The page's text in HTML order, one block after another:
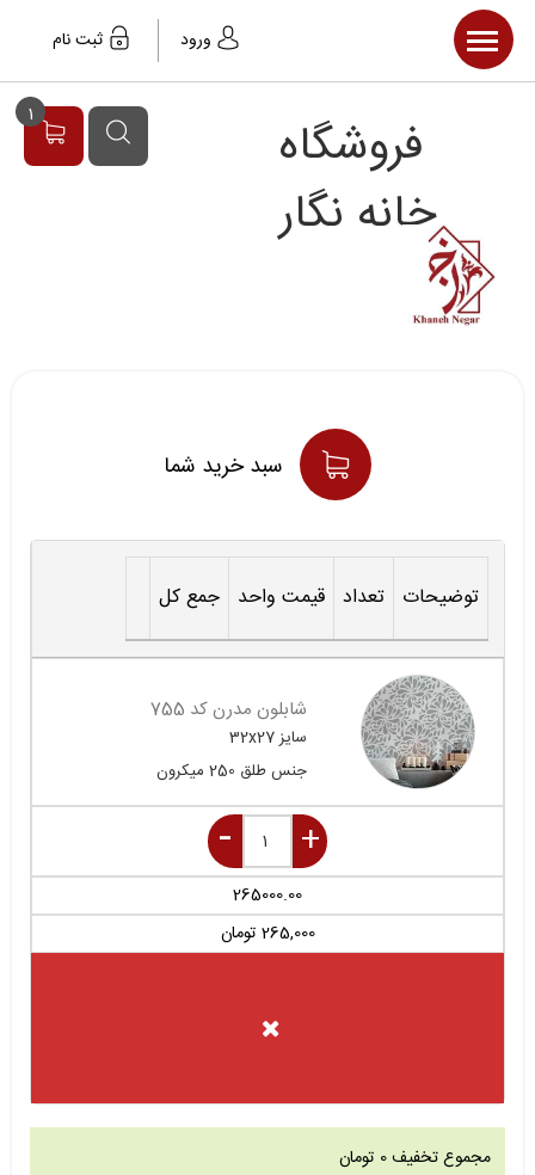
صفحه اصلی
محصولات
ورود ثبت نام
فروشگاه
خانه نگار
1
سبد خريد شما
توضیحات تعداد قیمت واحد جمع کل
شابلون مدرن کد 755
سایز32x27
جنسطلق 250 میکرون
265000.00
265,000 تومان
مجموع تخفیف0 تومان